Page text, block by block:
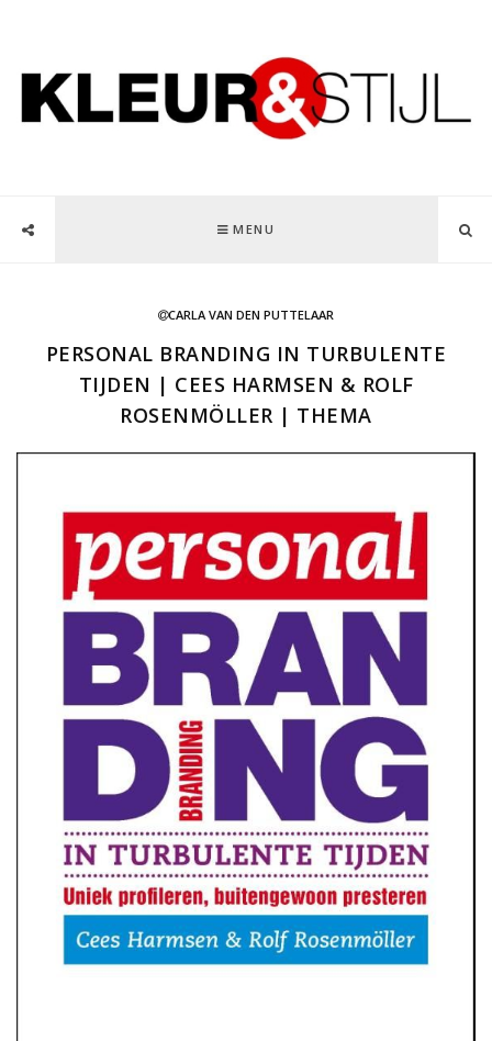
MENU
CARLA VAN DEN PUTTELAAR
PERSONAL BRANDING IN TURBULENTE
TIJDEN | CEES HARMSEN & ROLF
ROSENMÖLLER | THEMA